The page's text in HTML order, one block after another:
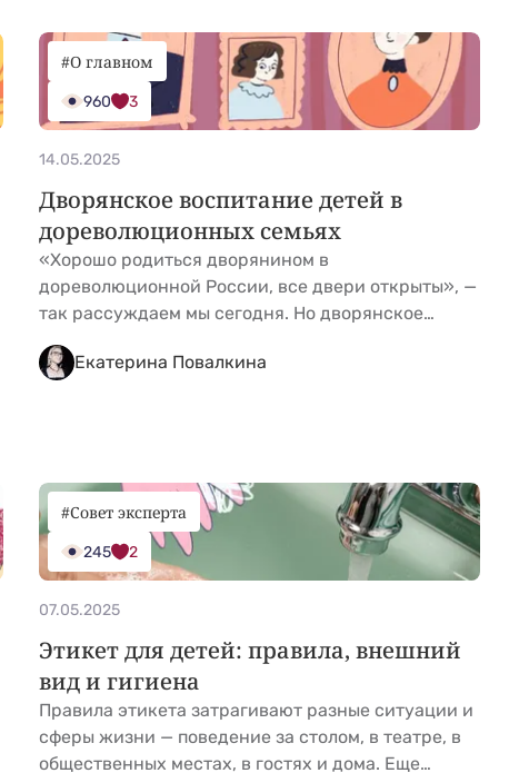
искусством», ввел в &hellip; <a
href="https://kidgu.ru/journal/art-terapiya-dlya-
detej/">Continued</a>
#О главном
960 3
14.05.2025
Дворянское воспитание детей в
дореволюционных семьях
«Хорошо родиться дворянином в
дореволюционной России, все двери открыты», —
так рассуждаем мы сегодня. Но дворянское
звание предполагало и большую ответственность,
нести которую смог бы не каждый. С детства
подумаем, какие из правил пошли бы &hellip; <a
href="https://kidgu.ru/journal/dvoryanskoe-
vospitanie-detej/">Continued</a>
Екатерина Повалкина
#Совет эксперта
245 2
07.05.2025
Этикет для детей: правила, внешний
вид и гигиена
Правила этикета затрагивают разные ситуации и
сферы жизни — поведение за столом, в театре, в
общественных местах, в гостях и дома. Еще